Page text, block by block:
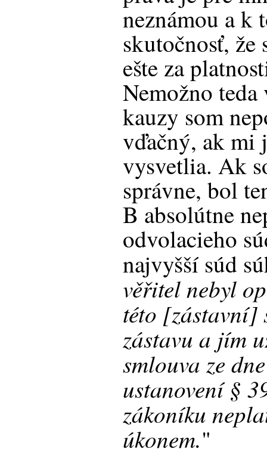
neznámou a k
skutočnosť, že
ešte za
Nemožno
kauzy som
vďačný, ak mi
vysvetlia. Ak
správne, bol
B absolútne
odvolacieho
najvyšší súd
věřitel nebyl
této [zástavní]
zástavu a jím
smlouva ze
ustanovení §
zákoníku
úkonem."